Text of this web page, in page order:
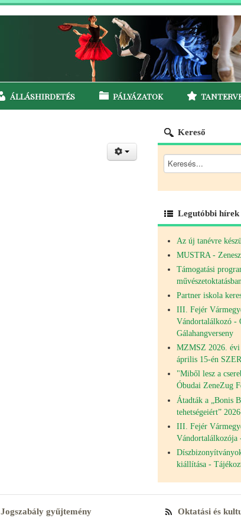
ÁLLÁSHIRDETÉS PÁLYÁZATOK
Kereső
Legutóbbi hírek
Az új tanévre
MUSTRA -
Támogatási
Partner iskola
III. Fejér
Vándortalálkozó -
Gálahangverseny
MZMSZ 2026. évi
április 15-én
"Miből lesz a
Óbudai ZeneZug
Átadták a „Bonis
tehetségeiért”
III. Fejér
Vándortalálkozója
kiállítása -
Jogszabály gyűjtemény Oktatási és